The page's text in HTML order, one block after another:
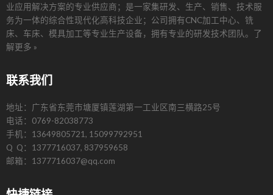
业应用解决方案的专业供应商；是一家集研发、生产、销售、技术服
务为一体的综合性现代化高科技企业；公司拥有CNC加工中心、铣
床、车床、模具加工等专业生产设备，拥有专业的研发技术团队。 了
解更多 »
联系我们
地址：广东省东莞市塘厦镇莲湖第一工业区南三横路25号
电话：0769-82038773
手机：13649805721, 15099792951
Q Q：1377716037, 837959658
邮箱：1377716037@qq.com